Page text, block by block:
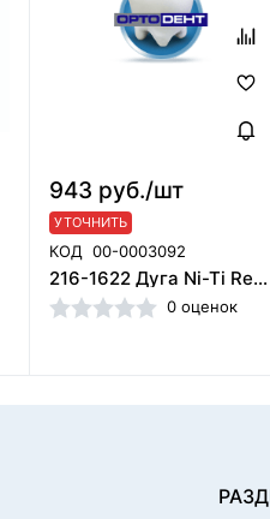
943 руб./шт
УТОЧНИТЬ
КОД 00-0003092
216-1622 Дуга Ni-Ti Rev 016*022 U, ORMCO
0 оценок